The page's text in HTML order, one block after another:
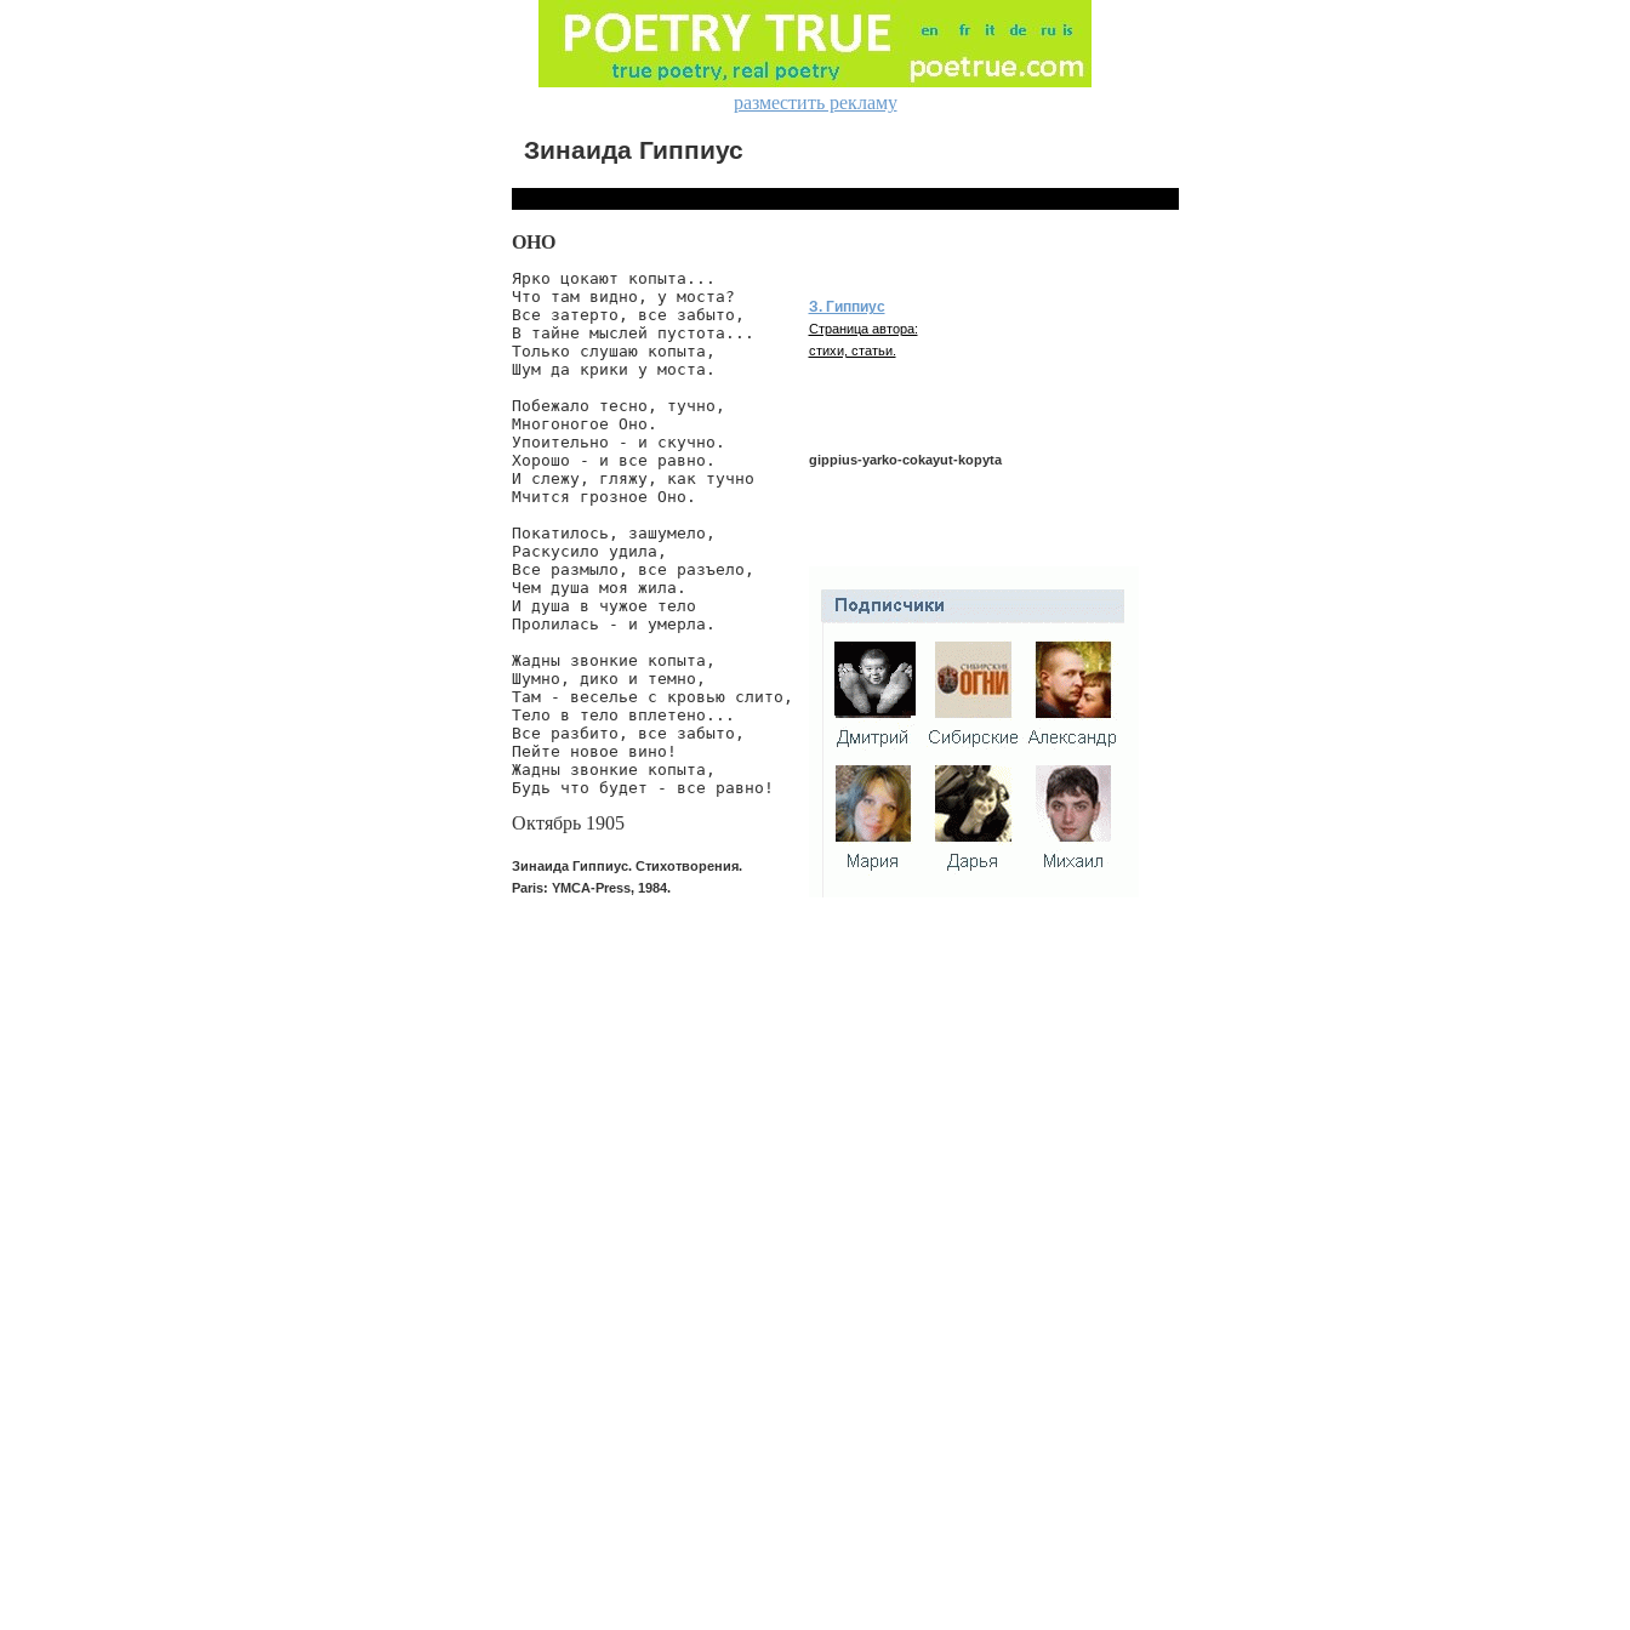
разместить рекламу
Зинаида Гиппиус
ОНО
Ярко цокают копыта...
Что там видно, у моста?
Все затерто, все забыто,
В тайне мыслей пустота...
Только слушаю копыта,
Шум да крики у моста.
Побежало тесно, тучно,
Многоногое Оно.
Упоительно - и скучно.
Хорошо - и все равно.
И слежу, гляжу, как тучно
Мчится грозное Оно.
Покатилось, зашумело,
Раскусило удила,
Все размыло, все разъело,
Чем душа моя жила.
И душа в чужое тело
Пролилась - и умерла.
Жадны звонкие копыта,
Шумно, дико и темно,
Там - веселье с кровью слито,
Тело в тело вплетено...
Все разбито, все забыто,
Пейте новое вино!
Жадны звонкие копыта,
Будь что будет - все равно!
Октябрь 1905
Зинаида Гиппиус. Стихотворения.
Paris: YMCA-Press, 1984.
З. Гиппиус
Страница автора:
стихи, статьи.
gippius-yarko-cokayut-kopyta